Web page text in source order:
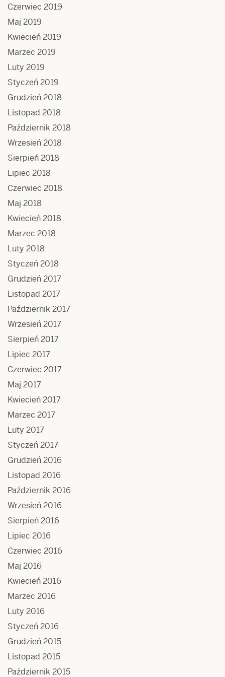
Czerwiec 2019
Maj 2019
Kwiecień 2019
Marzec 2019
Luty 2019
Styczeń 2019
Grudzień 2018
Listopad 2018
Październik 2018
Wrzesień 2018
Sierpień 2018
Lipiec 2018
Czerwiec 2018
Maj 2018
Kwiecień 2018
Marzec 2018
Luty 2018
Styczeń 2018
Grudzień 2017
Listopad 2017
Październik 2017
Wrzesień 2017
Sierpień 2017
Lipiec 2017
Czerwiec 2017
Maj 2017
Kwiecień 2017
Marzec 2017
Luty 2017
Styczeń 2017
Grudzień 2016
Listopad 2016
Październik 2016
Wrzesień 2016
Sierpień 2016
Lipiec 2016
Czerwiec 2016
Maj 2016
Kwiecień 2016
Marzec 2016
Luty 2016
Styczeń 2016
Grudzień 2015
Listopad 2015
Październik 2015